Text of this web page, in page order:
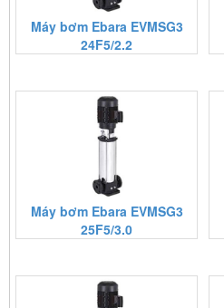
Máy bơm Ebara EVMSG3
24F5/2.2
Máy bơm Ebara EVMSG3
25F5/3.0